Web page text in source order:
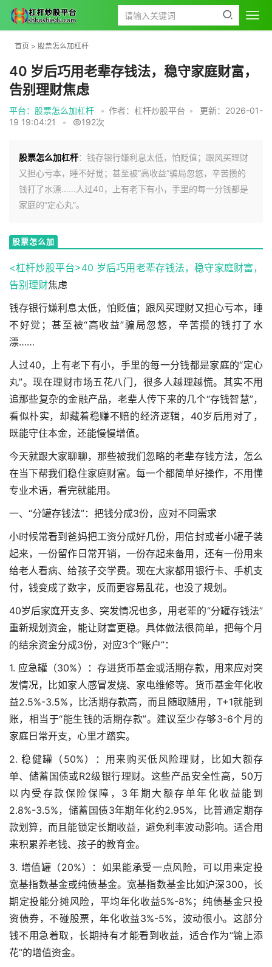
首页 > 股票怎么加杠杆
40 岁后巧用老辈存钱法，稳守家庭财富，
告别理财焦虑
平台：股票怎么加杠杆 • 作者：杠杆炒股平台 •
更新：2026-01-
19 19:04:21
• 192次
股票怎么加杠杆：钱存银行嫌利息太低，怕贬值；跟风买理财
又担心亏本，睡不好觉；甚至被“高收益”骗局忽悠，辛苦攒的
钱打了水漂……人过40，上有老下有小，手里的每一分钱都是
家庭的“定心丸”。
股票怎么加
<杠杆炒股平台>40 岁后巧用老辈存钱法，稳守家庭财富，
告别 理财焦虑
钱存银行嫌利息太低，怕贬值；跟风买理财又担心亏本，睡
不好觉；甚至被“高收益”骗局忽悠，辛苦攒的钱打了水
漂……
人过40，上有老下有小，手里的每一分钱都是家庭的“定心
丸”。现在理财市场五花八门，很多人越理越慌。其实不用
追那些复杂的金融产品，老辈人传下来的几个“存钱智慧”，
看似朴实，却藏着稳赚不赔的经济逻辑，40岁后用对了，
既能守住本金，还能慢慢增值。
今天就跟大家聊聊，那些被我们忽略的老辈存钱方法，怎么
在当下帮我们稳住家庭财富。每一个都简单好操作，不用懂
专业术语，看完就能用。
一、“分罐存钱法”：把钱分成3份，应对不同需求
小时候常看到爸妈把工资分成好几份，用信封或者小罐子装
起来，一份留作日常开销，一份存起来备用，还有一份用来
给老人看病、给孩子交学费。现在大家都用银行卡、手机支
付，钱变成了数字，反而更容易乱花，也没了规划。
40岁后家庭开支多、突发情况也多，用老辈的“分罐存钱法”
重新规划资金，能让财富更稳。具体做法很简单，把每个月
的结余资金分成3份，对应3个“账户”：
1. 应急罐（30%）：存进货币基金或活期存款，用来应对突
发情况，比如家人感冒发烧、家电维修等。货币基金年化收
益2.5%-3.5%，比活期存款高，而且随取随用，T+1就能到
账，相当于“能生钱的活期存款”。建议至少存够3-6个月的
家庭日常开支，心里才踏实。
2. 稳健罐（50%）：用来购买低风险理财，比如大额存
单、储蓄国债或R2级银行理财。这些产品安全性高，50万
以内受存款保险保障，3年期大额存单年化收益能到
2.8%-3.5%，储蓄国债3年期年化约2.95%，比普通定期存
款划算，而且能锁定长期收益，避免利率波动影响。适合用
来积累养老钱、孩子的教育金。
3. 增值罐（20%）：如果能承受一点风险，可以用来定投
宽基指数基金或纯债基金。宽基指数基金比如沪深300，长
期定投能分摊风险，平均年化收益5%-8%；纯债基金只投
资债券，不碰股票，年化收益3%-5%，波动很小。这部分
钱不用急着取，长期持有才能看到收益，适合作为“锦上添
花”的增值资金。